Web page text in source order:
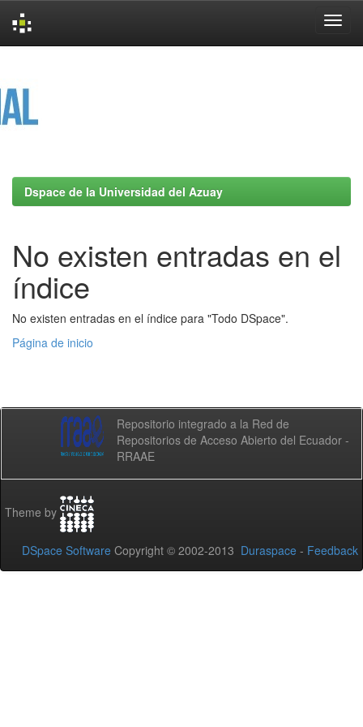
Dspace de la Universidad del Azuay
No existen entradas en el
índice
No existen entradas en el índice para "Todo DSpace".
Página de inicio
Repositorio integrado a la Red de
Repositorios de Acceso Abierto del Ecuador -
RRAAE
Theme by
DSpace Software Copyright © 2002-2013 Duraspace - Feedback